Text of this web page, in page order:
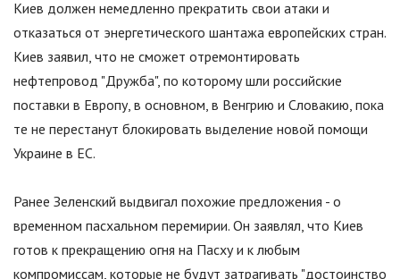
Киев должен немедленно прекратить свои атаки и
отказаться от энергетического шантажа европейских стран.
Киев заявил, что не сможет отремонтировать
нефтепровод "Дружба", по которому шли российские
поставки в Европу, в основном, в Венгрию и Словакию, пока
те не перестанут блокировать выделение новой помощи
Украине в ЕС.
Ранее Зеленский выдвигал похожие предложения - о
временном пасхальном перемирии. Он заявлял, что Киев
готов к прекращению огня на Пасху и к любым
компромиссам, которые не будут затрагивать "достоинство